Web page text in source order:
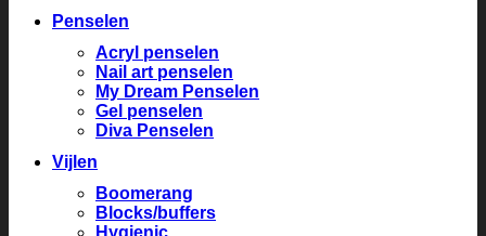
Penselen
Acryl penselen
Nail art penselen
My Dream Penselen
Gel penselen
Diva Penselen
Vijlen
Boomerang
Blocks/buffers
Hygienic